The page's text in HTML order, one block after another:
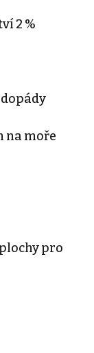
2 %
na moře
pro